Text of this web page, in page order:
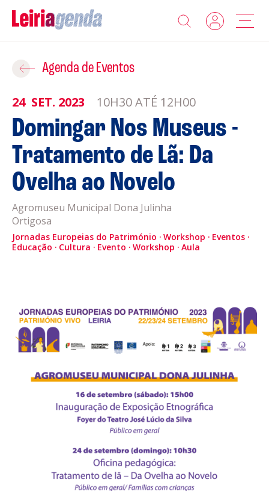
Agenda
Sobre a Leiriagenda
Promotores
Clubes Desportivos
Contactos
Informações
Política de Privacidade
CULTURA
Agenda de Eventos
24 SET. 2023 10H30 ATÉ 12H00
Domingar Nos Museus -
Tratamento de Lã: Da
Ovelha ao Novelo
Agromuseu Municipal Dona Julinha
Ortigosa
Jornadas Europeias do Património Workshop
Eventos
Educação
Cultura Evento Workshop Aula
Adicionar ao Roteiro
ROTEIROS EXISTENTES
CRIAR NOVO
Gravar